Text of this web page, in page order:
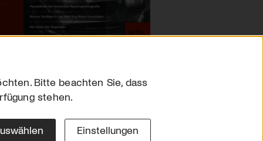
Bitte beachten Sie, dass
stehen.
Einstellungen